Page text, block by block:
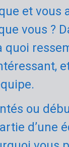
et vous
vous ?
quoi
ou
d’une